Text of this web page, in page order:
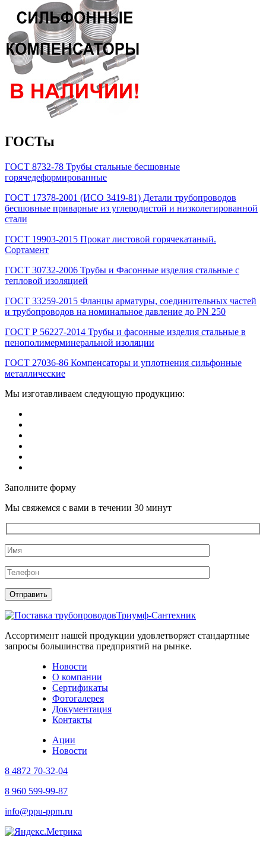
ГОСТы
ГОСТ 8732-78 Трубы стальные бесшовные
горячедеформированные
ГОСТ 17378-2001 (ИСО 3419-81) Детали трубопроводов
бесшовные приварные из углеродистой и низколегированной
стали
ГОСТ 19903-2015 Прокат листовой горячекатаный.
Сортамент
ГОСТ 30732-2006 Трубы и Фасонные изделия стальные с
тепловой изоляцией
ГОСТ 33259-2015 Фланцы арматуры, соединительных частей
и трубопроводов на номинальное давление до PN 250
ГОСТ Р 56227-2014 Трубы и фасонные изделия стальные в
пенополимерминеральной изоляции
ГОСТ 27036-86 Компенсаторы и уплотнения сильфонные
металлические
Мы изготавливаем следующую продукцию:
Заполните форму
Мы свяжемся с вами в течении 30 минут
Триумф-Сантехник
Ассортимент нашей продукции удовлетворяет стандартные
запросы большинства предприятий на рынке.
Новости
О компании
Сертификаты
Фотогалерея
Документация
Контакты
Ации
Новости
8 4872 70-32-04
8 960 599-99-87
info@ppu-ppm.ru